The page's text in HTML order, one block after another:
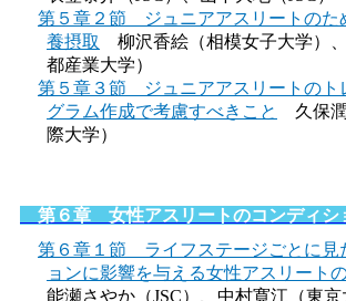
第５章２節 ジュニアアスリートのた
養摂取
柳沢香絵（相模⼥子大学）
都産業大学）
第５章３節 ジュニアアスリートのト
グラム作成で考慮すべきこと
久保潤
際大学）
第６章 女性アスリートのコンディ
第６章１節 ライフステージごとに見
ョンに影響を与える⼥性アスリート
能瀬さやか（JSC）、 中村寛江（東京